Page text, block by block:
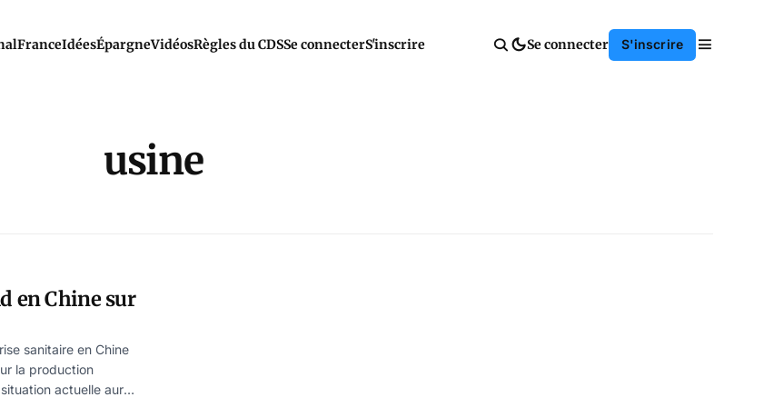
FranceIdéesÉpargneVidéosRègles du CDSSe connecterS'inscrire Se connecter S'inscrire
usine
en Chine sur
sanitaire en Chine
la production
actuelle aurait